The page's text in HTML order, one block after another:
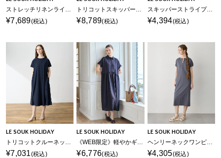
ストレッチリネンライクプリントワンピース【接触冷感・UVカット】
¥7,689(税込)
トリコットスキッパーワンピース【接触冷感・UVカット】
¥8,789(税込)
スキッパーストライプシャツワンピース
¥4,394(税込)
LE SOUK HOLIDAY
トリコットクルーネックカットワンピース【接触冷感・UVカット】
¥7,031(税込)
LE SOUK HOLIDAY
《WEB限定》軽やかギャザーワンピース
¥6,776(税込)
LE SOUK HOLIDAY
ヘンリーネックワンピース【接触冷感・吸水速乾】
¥4,305(税込)